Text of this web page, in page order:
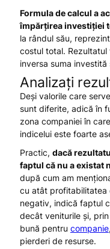
Formula de calcul a
împărțirea investiției
la rândul său,
costul total.
inversa suma
Analizați
Deși valorile care
sunt diferite, adică în
zona companiei în
indicelui este foarte
Practic, dacă
faptul că nu a existat
după cum am
cu atât profitabilitatea
negativ, indică faptul
decât veniturile și,
bună pentru companie
pierderi de resurse.